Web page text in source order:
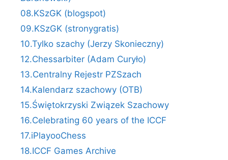
08.KSzGK (blogspot)
09.KSzGK (stronygratis)
10.Tylko szachy (Jerzy Skonieczny)
12.Chessarbiter (Adam Curyło)
13.Centralny Rejestr PZSzach
14.Kalendarz szachowy (OTB)
15.Świętokrzyski Związek Szachowy
16.Celebrating 60 years of the ICCF
17.iPlayooChess
18.ICCF Games Archive